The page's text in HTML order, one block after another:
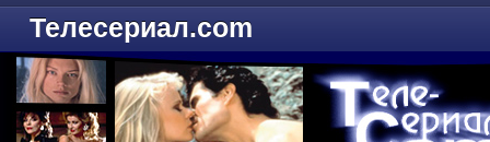
Телесериал.com